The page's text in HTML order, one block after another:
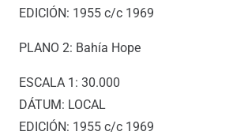
EDICIÓN: 1955 c/c 1969
PLANO 2: Bahía Hope
ESCALA 1: 30.000
DÁTUM: LOCAL
EDICIÓN: 1955 c/c 1969